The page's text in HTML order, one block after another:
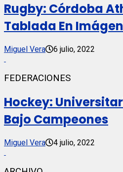
Rugby: Córdoba
Tablada En
Miguel Vera 6 julio, 2022
FEDERACIONES
Hockey:
Bajo Campeones
Miguel Vera 4 julio, 2022